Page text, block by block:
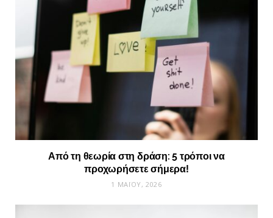
Από τη θεωρία στη δράση: 5 τρόποι να
προχωρήσετε σήμερα!
1 ΜΑΪ́ΟΥ, 2026